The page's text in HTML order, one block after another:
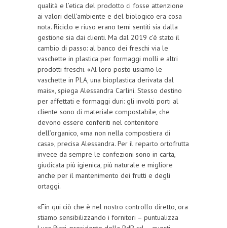
qualità e l’etica del prodotto ci fosse attenzione
ai valori dell’ambiente e del biologico era cosa
nota. Riciclo e riuso erano temi sentiti sia dalla
gestione sia dai clienti. Ma dal 2019 c’è stato il
cambio di passo: al banco dei freschi via le
vaschette in plastica per formaggi molli e altri
prodotti freschi. «Al loro posto usiamo le
vaschette in PLA, una bioplastica derivata dal
mais», spiega Alessandra Carlini. Stesso destino
per affettati e formaggi duri: gli involti porti al
cliente sono di materiale compostabile, che
devono essere conferiti nel contenitore
dell’organico, «ma non nella compostiera di
casa», precisa Alessandra. Per il reparto ortofrutta
invece da sempre le confezioni sono in carta,
giudicata più igienica, più naturale e migliore
anche per il mantenimento dei frutti e degli
ortaggi.
«Fin qui ciò che è nel nostro controllo diretto, ora
stiamo sensibilizzando i fornitori – puntualizza